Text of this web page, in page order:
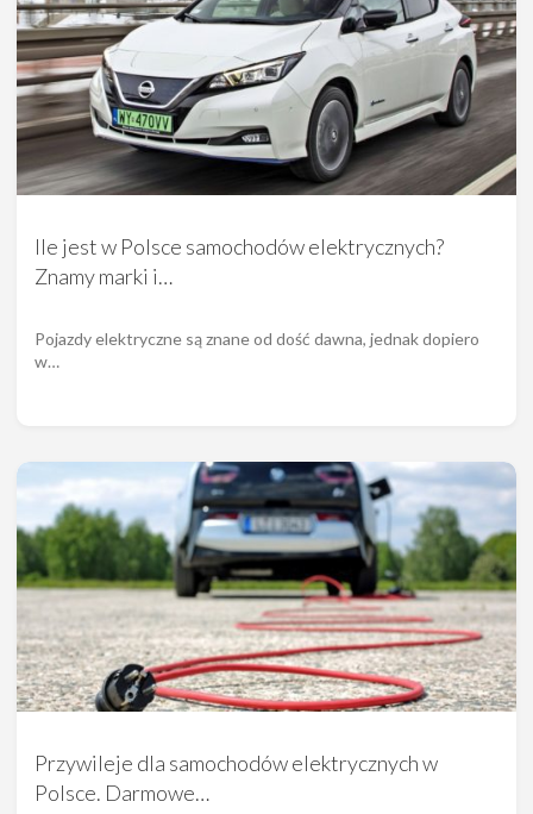
Ile jest w Polsce samochodów elektrycznych?
Znamy marki i…
Pojazdy elektryczne są znane od dość dawna, jednak dopiero
w…
Przywileje dla samochodów elektrycznych w
Polsce. Darmowe…